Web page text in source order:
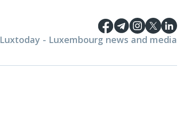
Luxtoday - Luxembourg news and media